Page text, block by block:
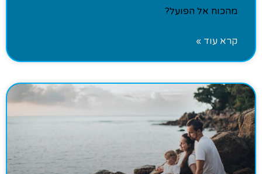
מהכוח אל הפועל?
קרא עוד »